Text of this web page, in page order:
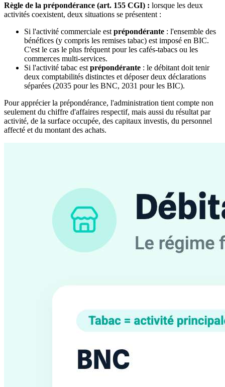
Règle de la prépondérance (art. 155 CGI) : lorsque les deux
activités coexistent, deux situations se présentent :
Si l'activité commerciale est prépondérante : l'ensemble des
bénéfices (y compris les remises tabac) est imposé en BIC.
C'est le cas le plus fréquent pour les cafés-tabacs ou les
commerces multi-services.
Si l'activité tabac est prépondérante : le débitant doit tenir
deux comptabilités distinctes et déposer deux déclarations
séparées (2035 pour les BNC, 2031 pour les BIC).
Pour apprécier la prépondérance, l'administration tient compte non
seulement du chiffre d'affaires respectif, mais aussi du résultat par
activité, de la surface occupée, des capitaux investis, du personnel
affecté et du montant des achats.